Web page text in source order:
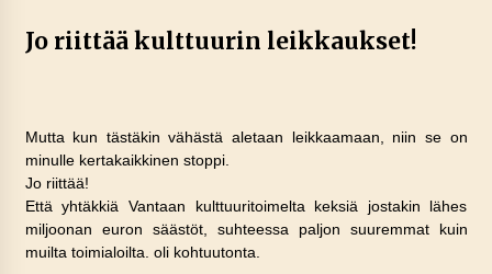
Jo riittää kulttuurin leikkaukset!
Mutta kun tästäkin vähästä aletaan leikkaamaan, niin se on
minulle kertakaikkinen stoppi.
Jo riittää!
Että yhtäkkiä Vantaan kulttuuritoimelta keksiä jostakin lähes
miljoonan euron säästöt, suhteessa paljon suuremmat kuin
muilta toimialoilta. oli kohtuutonta.